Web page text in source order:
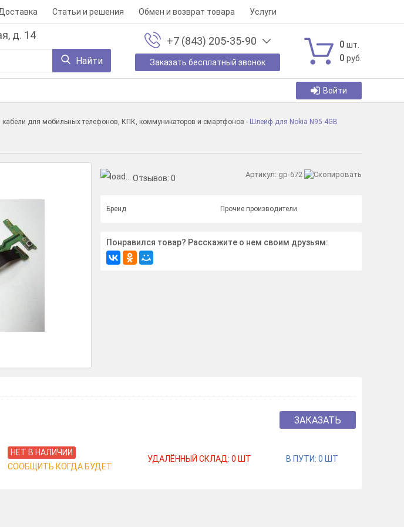
Статьи и решения Обмен и возврат товара Услуги
д. 14
Найти
+7 (843) 205-35-90
Заказать бесплатный звонок
0 шт.
0 руб.
Войти
для мобильных телефонов, КПК, коммуникаторов и смартфонов - Шлейф для Nokia N95 4GB
Отзывов: 0 Артикул: gp-672
Бренд Прочие производители
Понравился товар? Расскажите о нем своим друзьям:
ЗАКАЗАТЬ
НЕТ В НАЛИЧИИ
СООБЩИТЬ КОГДА БУДЕТ
УДАЛЁННЫЙ СКЛАД: 0 ШТ В ПУТИ:0 ШТ